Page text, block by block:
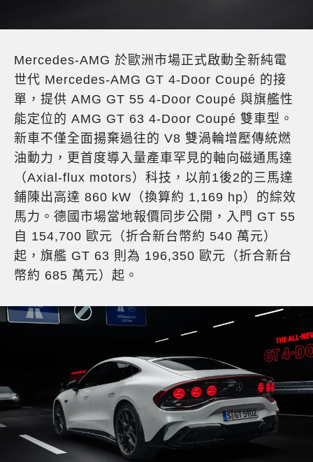
Mercedes-AMG 於歐洲市場正式啟動全新純電
世代 Mercedes-AMG GT 4-Door Coupé 的接
單，提供 AMG GT 55 4-Door Coupé 與旗艦性
能定位的 AMG GT 63 4-Door Coupé 雙車型。
新車不僅全面揚棄過往的 V8 雙渦輪增壓傳統燃
油動力，更首度導入量產車罕見的軸向磁通馬達
（Axial-flux motors）科技，以前1後2的三馬達
鋪陳出高達 860 kW（換算約 1,169 hp）的綜效
馬力。德國市場當地報價同步公開，入門 GT 55
自 154,700 歐元（折合新台幣約 540 萬元）
起，旗艦 GT 63 則為 196,350 歐元（折合新台
幣約 685 萬元）起。